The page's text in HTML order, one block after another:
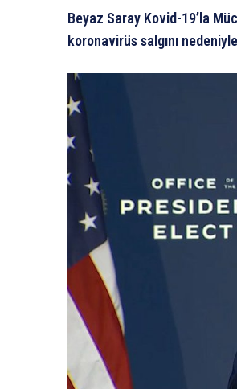
Beyaz Saray Kovid-19’la
koronavirüs salgını